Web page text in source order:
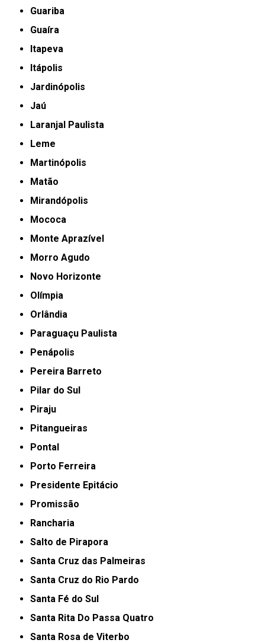
Guariba
Guaíra
Itapeva
Itápolis
Jardinópolis
Jaú
Laranjal Paulista
Leme
Martinópolis
Matão
Mirandópolis
Mococa
Monte Aprazível
Morro Agudo
Novo Horizonte
Olímpia
Orlândia
Paraguaçu Paulista
Penápolis
Pereira Barreto
Pilar do Sul
Piraju
Pitangueiras
Pontal
Porto Ferreira
Presidente Epitácio
Promissão
Rancharia
Salto de Pirapora
Santa Cruz das Palmeiras
Santa Cruz do Rio Pardo
Santa Fé do Sul
Santa Rita Do Passa Quatro
Santa Rosa de Viterbo